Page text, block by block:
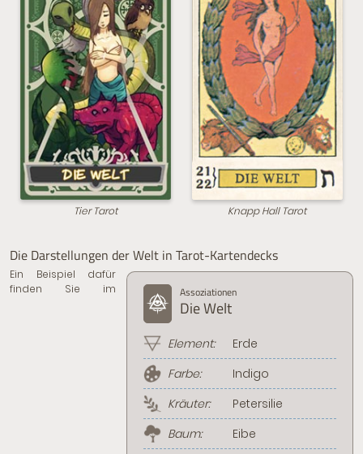
Tier Tarot Knapp Hall Tarot
Die Darstellungen der Welt in Tarot-Kartendecks
Assoziationen
Die Welt
Element:
Erde
Farbe:
Indigo
Kräuter:
Petersilie
Baum:
Eibe
Ein Beispiel dafür
finden Sie im